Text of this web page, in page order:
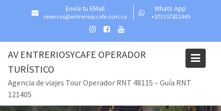
Envía tu EMail
reservas@entreriosycafe.com.co
Whats App
+573157822449
AV ENTRERIOSYCAFE OPERADOR
TURÍSTICO
Agencia de viajes Tour Operador RNT 48115 – Guía RNT
121405